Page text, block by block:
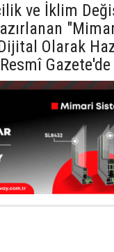
ve İklim
Olarak
Gazete'de